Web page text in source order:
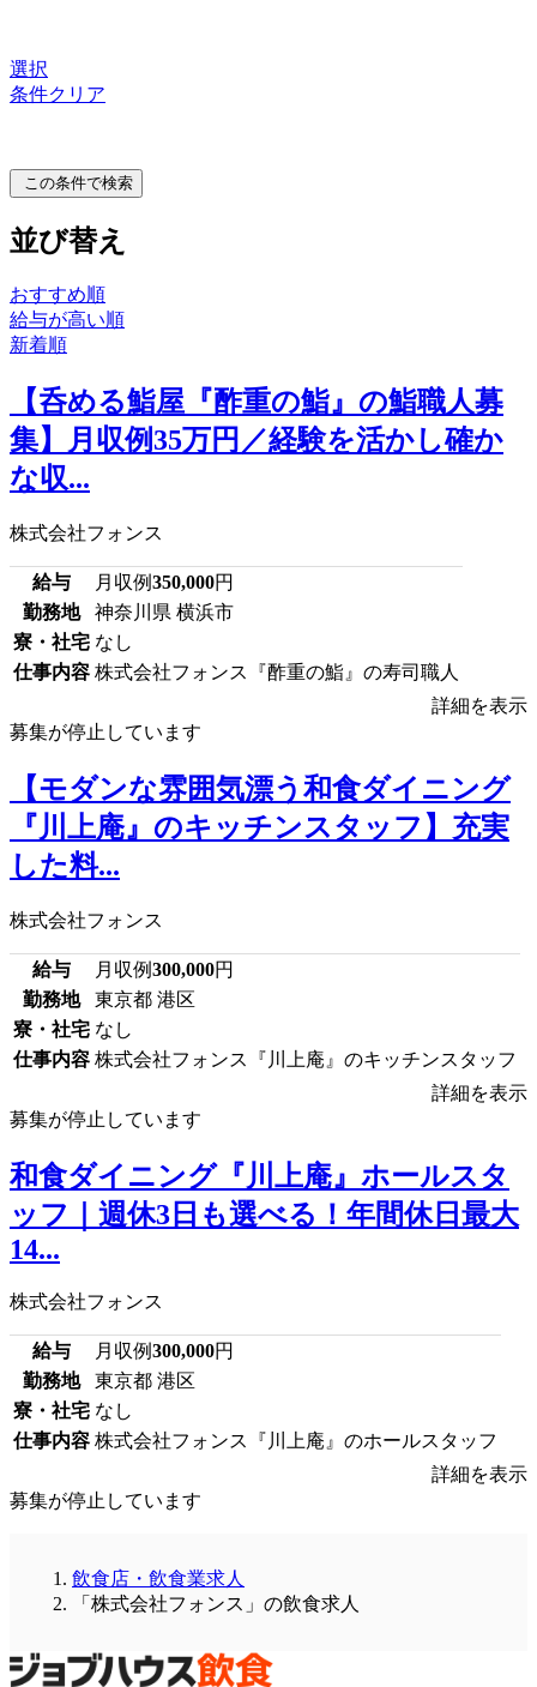
選択
条件クリア
この条件で検索
並び替え
おすすめ順
給与が高い順
新着順
【呑める鮨屋『酢重の鮨』の鮨職人募
集】月収例35万円／経験を活かし確か
な収...
株式会社フォンス
給与 月収例350,000円
勤務地
神奈川県 横浜市
寮・社宅 なし
仕事内容 株式会社フォンス『酢重の鮨』の寿司職人
詳細を表示
募集が停止しています
【モダンな雰囲気漂う和食ダイニング
『川上庵』のキッチンスタッフ】充実
した料...
株式会社フォンス
給与 月収例300,000円
勤務地
東京都 港区
寮・社宅 なし
仕事内容 株式会社フォンス『川上庵』のキッチンスタッフ
詳細を表示
募集が停止しています
和食ダイニング『川上庵』ホールスタ
ッフ｜週休3日も選べる！年間休日最大
14...
株式会社フォンス
給与 月収例300,000円
勤務地
東京都 港区
寮・社宅 なし
仕事内容 株式会社フォンス『川上庵』のホールスタッフ
詳細を表示
募集が停止しています
飲食店・飲食業求人
「株式会社フォンス」の飲食求人